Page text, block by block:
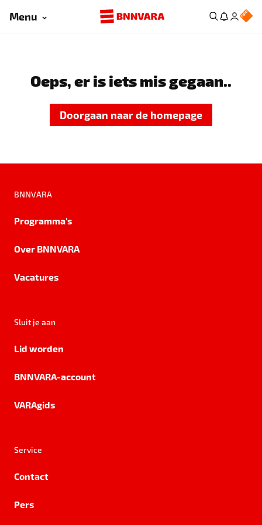
Menu
Oeps, er is iets mis gegaan..
Doorgaan naar de homepage
BNNVARA
Programma's
Over BNNVARA
Vacatures
Sluit je aan
Lid worden
BNNVARA-account
VARAgids
Service
Contact
Pers